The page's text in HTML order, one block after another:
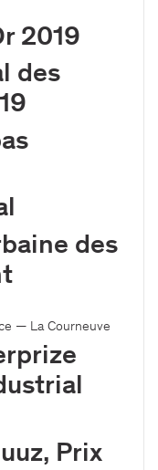
2019
des
des
— La Courneuve
Prix